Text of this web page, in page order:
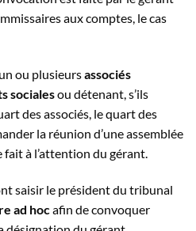
aux comptes, le cas
ou plusieursassociés
socialesou détenant, s’ils
des associés, le quart des
la réunion d’une assemblée
fait à l’attention du gérant.
saisir le président du tribunal
ad hocafin de convoquer